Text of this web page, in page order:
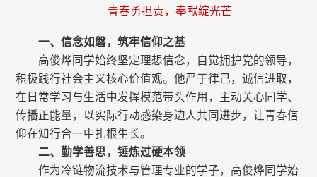
青春勇担责，奉献绽光芒
一、信念如磐，筑牢信仰之基
高俊烨同学始终坚定理想信念，自觉拥护党的领导，
积极践行社会主义核心价值观。他严于律己，诚信进取，
在日常学习与生活中发挥模范带头作用，主动关心同学、
传播正能量，以实际行动感染身边人共同进步，让青春信
仰在知行合一中扎根生长。
二、勤学善思，锤炼过硬本领
作为冷链物流技术与管理专业的学子，高俊烨同学始